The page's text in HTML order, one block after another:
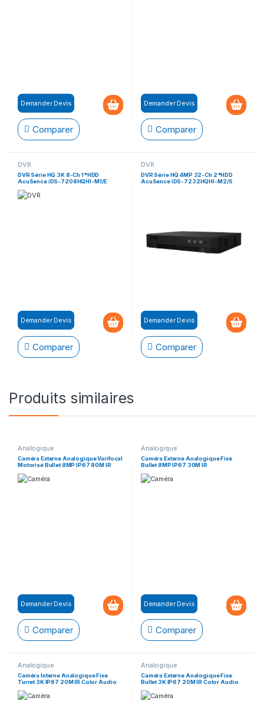
Demander Devis
Comparer
Demander Devis
Comparer
DVR
DVR Série HQ 3K 8-Ch 1*HDD
AcuSence iDS-7208HQHI-M1/E
Demander Devis
Comparer
DVR
DVR Série HQ 4MP 32-Ch 2*HDD
AcuSence iDS-7232HQHI-M2/S
Demander Devis
Comparer
Produits similaires
Analogique
Caméra Externe Analogique Varifocal
Motorisé Bullet 8MP IP67 80M IR
Demander Devis
Comparer
Analogique
Caméra Externe Analogique Fixe
Bullet 8MP IP67 30M IR
Demander Devis
Comparer
Analogique
Caméra Interne Analogique Fixe
Turret 3K IP67 20M IR Color Audio
Analogique
Caméra Externe Analogique Fixe
Bullet 3K IP67 20M IR Color Audio